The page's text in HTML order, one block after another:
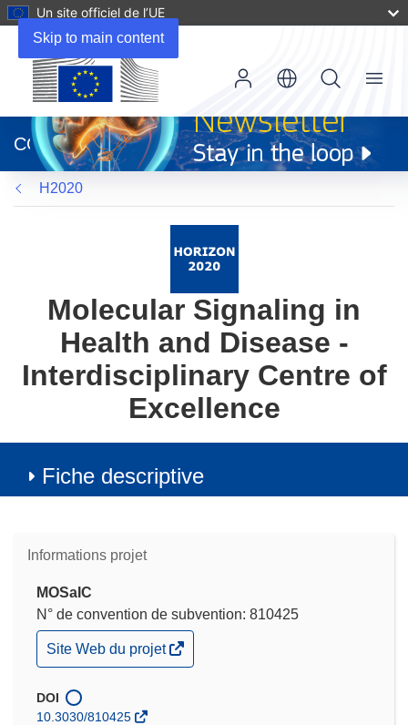
Skip to main content
Un site officiel de l’UE
dans
une
nouvelle
fenêtre)
CORDIS
Menu
H2020
Molecular Signaling in
Health and Disease -
Interdisciplinary Centre of
Excellence
Fiche descriptive
Informations projet
MOSaIC
N° de convention de subvention: 810425
(s’ouvre
dans
nouvelle
fenêtre)
Site Web du projet
DOI
10.3030/810425